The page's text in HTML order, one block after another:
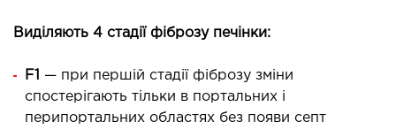
залоз з імплантами і без
Виділяють 4 стадії фіброзу печінки:
F1
— при першій стадії фіброзу зміни
спостерігають тільки в портальних і
перипортальних областях без появи септ